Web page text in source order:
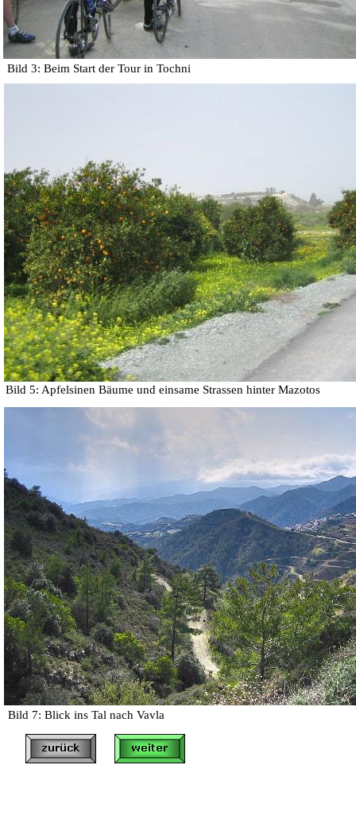
Bild 3: Beim Start der Tour in Tochni
Bild 5: Apfelsinen Bäume und einsame Strassen hinter Mazotos
Bild 7: Blick ins Tal nach Vavla